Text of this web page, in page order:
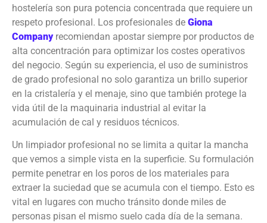
hostelería son pura potencia concentrada que requiere un
respeto profesional. Los profesionales de Giona
Companyrecomiendan apostar siempre por productos de
alta concentración para optimizar los costes operativos
del negocio. Según su experiencia, el uso de suministros
de grado profesional no solo garantiza un brillo superior
en la cristalería y el menaje, sino que también protege la
vida útil de la maquinaria industrial al evitar la
acumulación de cal y residuos técnicos.
Un limpiador profesional no se limita a quitar la mancha
que vemos a simple vista en la superficie. Su formulación
permite penetrar en los poros de los materiales para
extraer la suciedad que se acumula con el tiempo. Esto es
vital en lugares con mucho tránsito donde miles de
personas pisan el mismo suelo cada día de la semana.